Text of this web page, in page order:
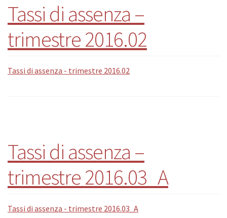
Tassi di assenza –
trimestre 2016.02
Tassi di assenza - trimestre 2016.02
Tassi di assenza –
trimestre 2016.03_A
Tassi di assenza - trimestre 2016.03_A